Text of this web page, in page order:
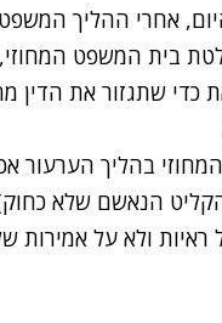
אחרי ההליך
בית המשפט
כדי שתגזור את
בהליך הערעור
הנאשם שלא
ולא על אמירות